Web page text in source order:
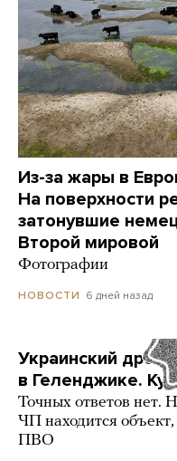
Из-за жары в
На поверхности
затонувшие
Второй мировой
Фотографии
НОВОСТИ 6 дней назад
Украинский дрон
в Геленджике.
Точных ответов нет.
ЧП находится
ПВО